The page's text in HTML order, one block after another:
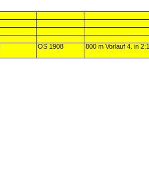
OS 1908 800 m Vorlauf 4. in